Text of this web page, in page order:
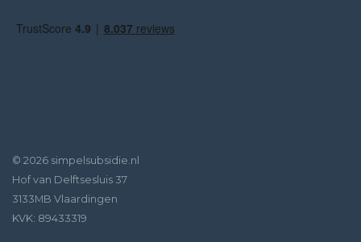
© 2026 simpelsubsidie.nl
Hof van Delftsesluis 37
3133MB Vlaardingen
KVK: 89433319